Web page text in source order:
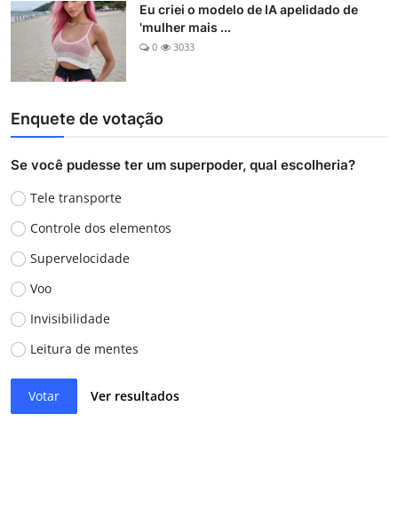
Eu criei o modelo de IA apelidado de
'mulher mais ...
0 3033
Enquete de votação
Se você pudesse ter um superpoder, qual escolheria?
Tele transporte
Controle dos elementos
Supervelocidade
Voo
Invisibilidade
Leitura de mentes
Votar Ver resultados